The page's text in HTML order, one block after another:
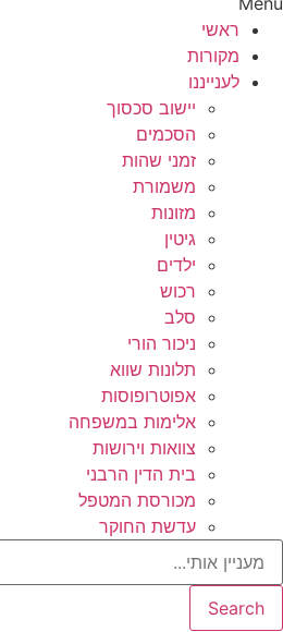
ראשי
מקורות
לענייננו
יישוב סכסוך
הסכמים
זמני שהות
משמורת
מזונות
גיטין
ילדים
רכוש
סלב
ניכור הורי
תלונות שווא
אפוטרופוסות
אלימות במשפחה
צוואות וירושות
בית הדין הרבני
מכורסת המטפל
עדשת החוקר
Search